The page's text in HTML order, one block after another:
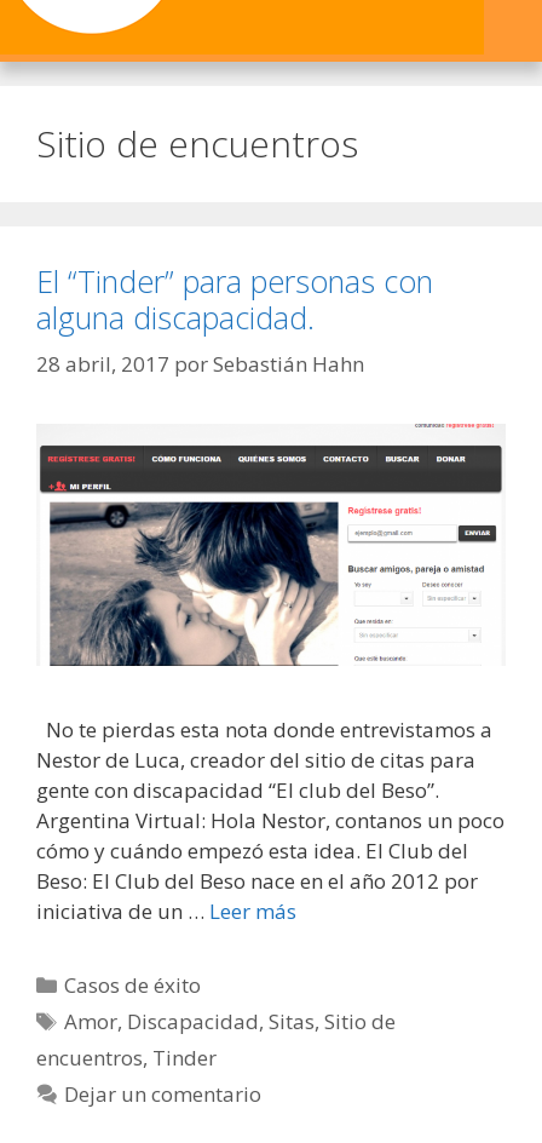
Sitio de encuentros
El “Tinder” para personas con
alguna discapacidad.
28 abril, 2017 porSebastián Hahn
No te pierdas esta nota donde entrevistamos a
Nestor de Luca, creador del sitio de citas para
gente con discapacidad “El club del Beso”.
Argentina Virtual: Hola Nestor, contanos un poco
cómo y cuándo empezó esta idea. El Club del
Beso: El Club del Beso nace en el año 2012 por
iniciativa de un … Leer más
Categorías
Casos de éxito
Etiquetas
Amor, Discapacidad,Sitas,Sitio de
encuentros, Tinder
Dejar un comentario